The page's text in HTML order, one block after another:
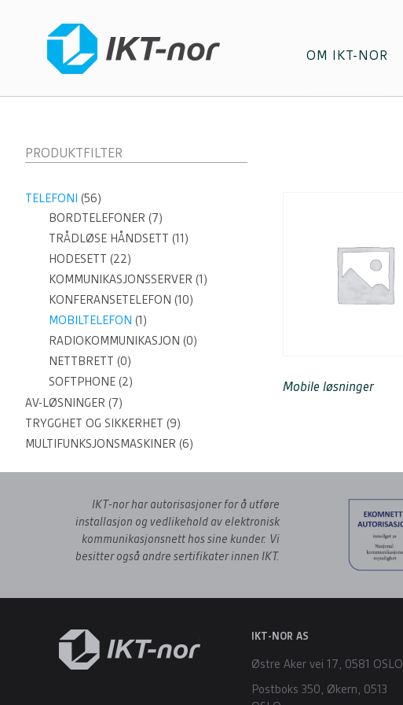
OM IKT-NOR
PRODUKTFILTER
TELEFONI (56)
BORDTELEFONER (7)
TRÅDLØSE HÅNDSETT (11)
HODESETT (22)
KOMMUNIKASJONSSERVER (1)
KONFERANSETELEFON (10)
MOBILTELEFON (1)
RADIOKOMMUNIKASJON (0)
NETTBRETT (0)
SOFTPHONE (2)
AV-LØSNINGER (7)
TRYGGHET OG SIKKERHET (9)
MULTIFUNKSJONSMASKINER (6)
Mobile løsninger
IKT-nor har autorisasjoner for å utføre
installasjon og vedlikehold av elektronisk
kommunikasjonsnett hos sine kunder. Vi
besitter også andre sertifikater innen IKT.
IKT-NOR AS
Østre Aker vei 17, 0581 OSLO
Postboks 350, Økern, 0513